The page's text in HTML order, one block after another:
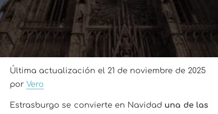
Última actualización el 21 de noviembre de 2025
por Vero
Estrasburgo se convierte en Navidad una de las